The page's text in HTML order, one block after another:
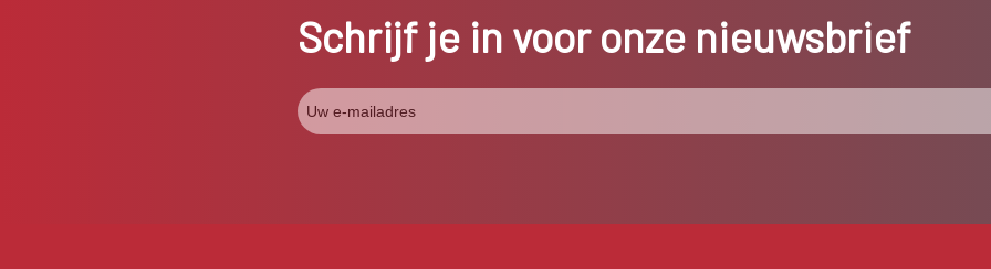
Schrijf je in voor onze nieuwsbrief